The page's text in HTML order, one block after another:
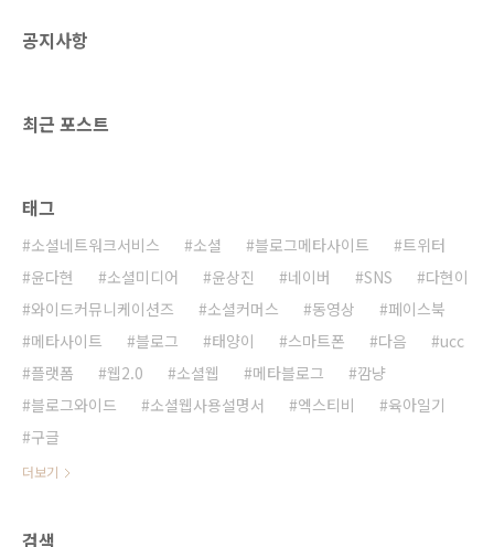
다운로드 받을 수 있다. 앱을 설치하고 유튜브에
공지사항
최근 포스트
태그
소셜네트워크서비스 소셜 블로그메타사이트
트위터
윤다현
소셜미디어 윤상진 네이버 SNS
다현이
와이드커뮤니케이션즈
소셜커머스 동영상
페이스북
메타사이트
블로그 태양이 스마트폰 다음
ucc
플랫폼
웹2.0 소셜웹 메타블로그
깜냥
블로그와이드
소셜웹사용설명서 엑스티비
육아일기
구글
더보기
검색